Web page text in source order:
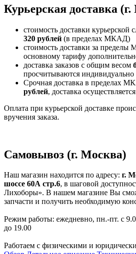
Курьерская доставка
стоимость доставки
320 рублей (в пределах МКАД)
стоимость доставки за
основному тарифу
доставка заказов с общим весом
просчитываются
Срочная доставка в пределах
рублей, доставка
Оплата при курьерской доставке
вручения заказа.
Самовывоз (г. Москва)
Наш магазин находится по адресу: г.
шоссе 60А стр.6, в шаговой
Лихоборы». В нашем магазине Вы
запчасти и получить необходимую
Режим работы: ежедневно, пн.-пт. с
до 19.00
Работаем с физическими и